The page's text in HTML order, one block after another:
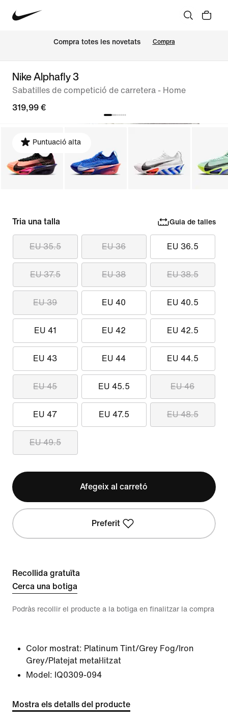
Compra totes les novetats Compra
Nike Alphafly 3
Sabatilles de competició de carretera - Home
319,99 €
Puntuació alta
Tria una talla Guia de talles
EU 35.5 EU 36 EU 36.5
EU 37.5 EU 38 EU 38.5
EU 39 EU 40 EU 40.5
EU 41 EU 42 EU 42.5
EU 43 EU 44 EU 44.5
EU 45 EU 45.5 EU 46
EU 47 EU 47.5 EU 48.5
EU 49.5
Afegeix al carretó
Preferit
Recollida gratuïta
Cerca una botiga
Podràs recollir el producte a la botiga en finalitzar la compra
Color mostrat: Platinum Tint/Grey Fog/Iron
Grey/Platejat metal·litzat
Model: IQ0309-094
Mostra els detalls del producte